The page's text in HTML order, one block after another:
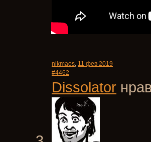
nikmaos, 11 фев 2019
#4462
Dissolator